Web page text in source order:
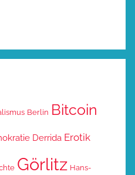
Berlin Bitcoin
Derrida Erotik
Görlitz Hans-